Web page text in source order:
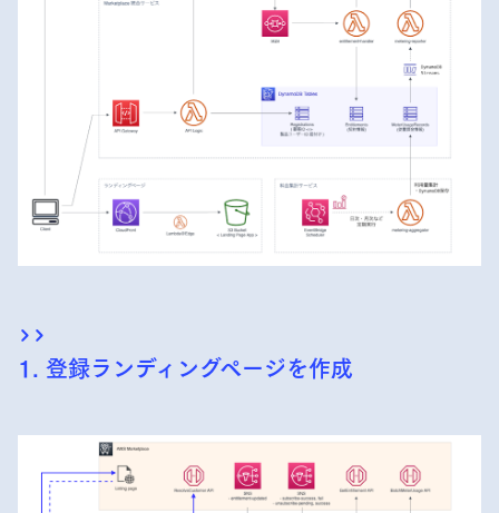
1. 登録ランディングページを作成